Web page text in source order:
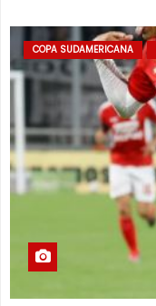
COPA SUDAMERICANA